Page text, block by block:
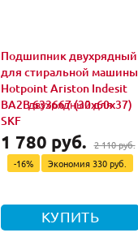
Подшипник двухрядный
для стиральной машины
Hotpoint Ariston Indesit
BA2B 633667 (30x60x37)
SKF
1 780 руб. 2 110 руб.
-16%
Экономия 330 руб.
КУПИТЬ